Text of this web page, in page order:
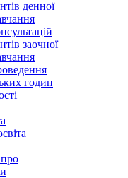
денної
заочної
годин